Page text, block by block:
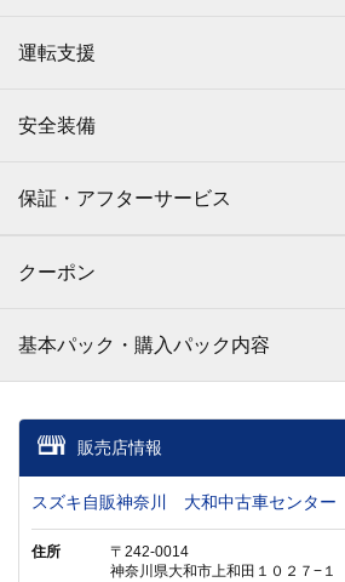
運転支援
安全装備
保証・アフターサービス
クーポン
基本パック・購入パック内容
販売店情報
スズキ自販神奈川 大和中古車センター
住所
〒242-0014
神奈川県大和市上和田１０２７−１